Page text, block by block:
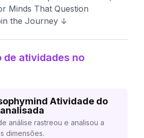
Minds That Question
the Journey ↓
de atividades no
Atividade do
análise rastreou e analisou a
dimensões.